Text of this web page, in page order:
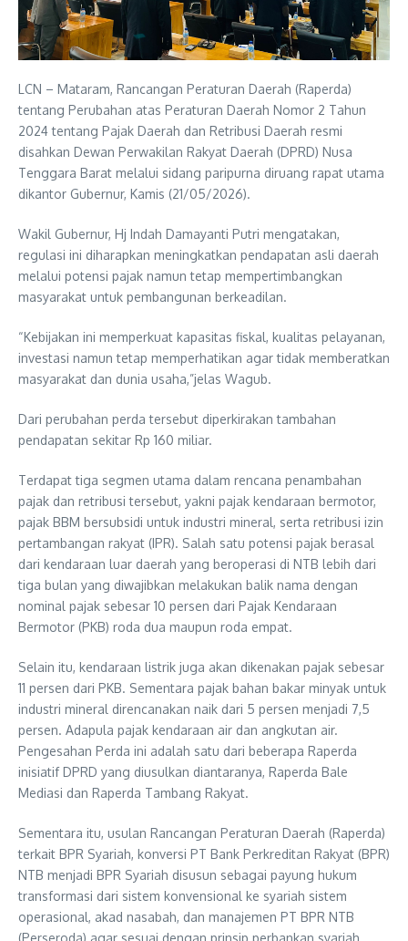
LCN – Mataram, Rancangan Peraturan Daerah (Raperda)
tentang Perubahan atas Peraturan Daerah Nomor 2 Tahun
2024 tentang Pajak Daerah dan Retribusi Daerah resmi
disahkan Dewan Perwakilan Rakyat Daerah (DPRD) Nusa
Tenggara Barat melalui sidang paripurna diruang rapat utama
dikantor Gubernur, Kamis (21/05/2026).
Wakil Gubernur, Hj Indah Damayanti Putri mengatakan,
regulasi ini diharapkan meningkatkan pendapatan asli daerah
melalui potensi pajak namun tetap mempertimbangkan
masyarakat untuk pembangunan berkeadilan.
“Kebijakan ini memperkuat kapasitas fiskal, kualitas pelayanan,
investasi namun tetap memperhatikan agar tidak memberatkan
masyarakat dan dunia usaha,”jelas Wagub.
Dari perubahan perda tersebut diperkirakan tambahan
pendapatan sekitar Rp 160 miliar.
Terdapat tiga segmen utama dalam rencana penambahan
pajak dan retribusi tersebut, yakni pajak kendaraan bermotor,
pajak BBM bersubsidi untuk industri mineral, serta retribusi izin
pertambangan rakyat (IPR). Salah satu potensi pajak berasal
dari kendaraan luar daerah yang beroperasi di NTB lebih dari
tiga bulan yang diwajibkan melakukan balik nama dengan
nominal pajak sebesar 10 persen dari Pajak Kendaraan
Bermotor (PKB) roda dua maupun roda empat.
Selain itu, kendaraan listrik juga akan dikenakan pajak sebesar
11 persen dari PKB. Sementara pajak bahan bakar minyak untuk
industri mineral direncanakan naik dari 5 persen menjadi 7,5
persen. Adapula pajak kendaraan air dan angkutan air.
Pengesahan Perda ini adalah satu dari beberapa Raperda
inisiatif DPRD yang diusulkan diantaranya, Raperda Bale
Mediasi dan Raperda Tambang Rakyat.
Sementara itu, usulan Rancangan Peraturan Daerah (Raperda)
terkait BPR Syariah, konversi PT Bank Perkreditan Rakyat (BPR)
NTB menjadi BPR Syariah disusun sebagai payung hukum
transformasi dari sistem konvensional ke syariah sistem
operasional, akad nasabah, dan manajemen PT BPR NTB
(Perseroda) agar sesuai dengan prinsip perbankan syariah